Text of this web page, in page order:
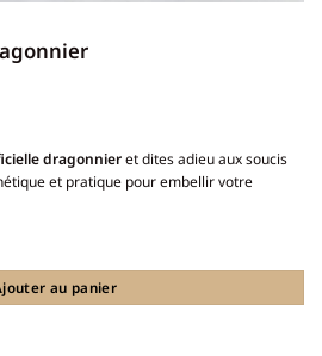
au panier
dragonnieret dites adieu aux soucis
et pratique pour embellir votre